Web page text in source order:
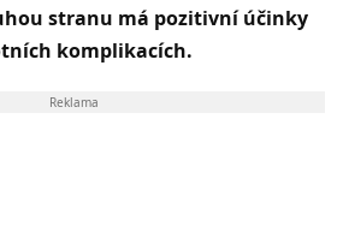
stranu má pozitivní účinky
komplikacích.
Reklama